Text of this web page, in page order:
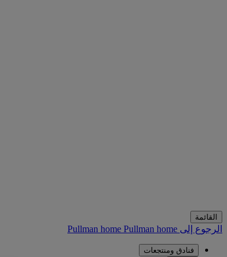
القائمة
الرجوع إلى Pullman home Pullman home
فنادق ومنتجعات